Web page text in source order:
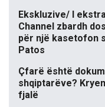
Ekskluzive/ I
Channel zbardh
për një kasetofon
Patos
Çfarë është
shqiptarëve?
fjalë